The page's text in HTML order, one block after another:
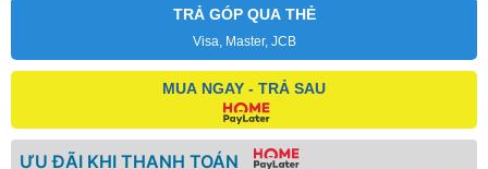
TRẢ GÓP QUA THẺ
Visa, Master, JCB
MUA NGAY - TRẢ SAU
ƯU ĐÃI KHI THANH TOÁN